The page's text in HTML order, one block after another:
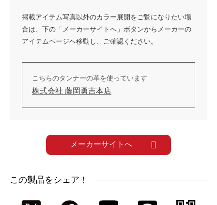
掲載アイテム写真以外のカラー展開をご覧になりたい場
合は、下の「メーカーサイトへ」ボタンからメーカーの
アイテムページへ移動し、ご確認ください。
こちらのタンナーの革を使っています
株式会社 藤岡勇吉本店
メーカーサイトへ
この製品をシェア！